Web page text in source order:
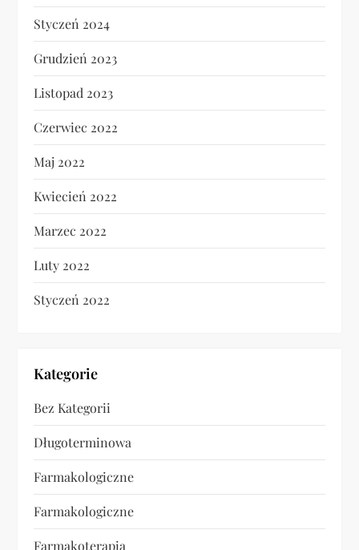
Styczeń 2024
Grudzień 2023
Listopad 2023
Czerwiec 2022
Maj 2022
Kwiecień 2022
Marzec 2022
Luty 2022
Styczeń 2022
Kategorie
Bez Kategorii
Długoterminowa
Farmakologiczne
Farmakologiczne
Farmakoterapia